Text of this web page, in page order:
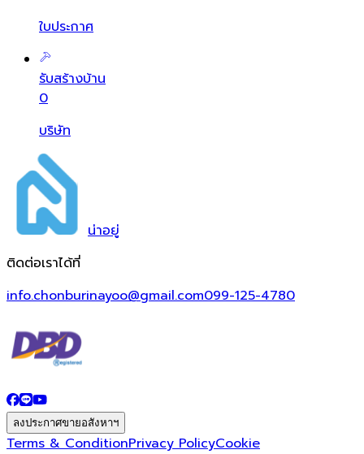
ใบประกาศ
รับสร้างบ้าน
0
บริษัท
น่าอยู่
ติดต่อเราได้ที่
info.chonburinayoo@gmail.com099-125-4780
ลงประกาศขายอสังหาฯ
Terms & ConditionPrivacy PolicyCookie